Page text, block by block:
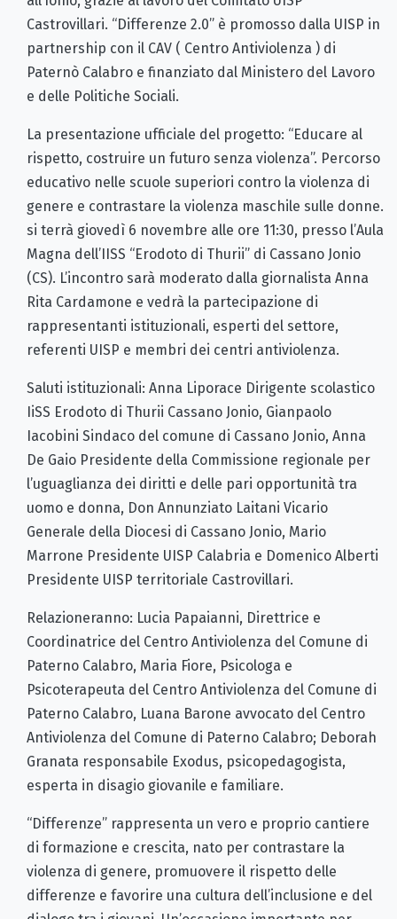
Castrovillari. “Differenze 2.0” è promosso dalla UISP in
partnership con il CAV ( Centro Antiviolenza ) di
Paternò Calabro e finanziato dal Ministero del Lavoro
e delle Politiche Sociali.
La presentazione ufficiale del progetto: “Educare al
rispetto, costruire un futuro senza violenza”. Percorso
educativo nelle scuole superiori contro la violenza di
genere e contrastare la violenza maschile sulle donne.
si terrà giovedì 6 novembre alle ore 11:30, presso l’Aula
Magna dell’IISS “Erodoto di Thurii” di Cassano Jonio
(CS). L’incontro sarà moderato dalla giornalista Anna
Rita Cardamone e vedrà la partecipazione di
rappresentanti istituzionali, esperti del settore,
referenti UISP e membri dei centri antiviolenza.
Saluti istituzionali: Anna Liporace Dirigente scolastico
IiSS Erodoto di Thurii Cassano Jonio, Gianpaolo
Iacobini Sindaco del comune di Cassano Jonio, Anna
De Gaio Presidente della Commissione regionale per
l’uguaglianza dei diritti e delle pari opportunità tra
uomo e donna, Don Annunziato Laitani Vicario
Generale della Diocesi di Cassano Jonio, Mario
Marrone Presidente UISP Calabria e Domenico Alberti
Presidente UISP territoriale Castrovillari.
Relazioneranno: Lucia Papaianni, Direttrice e
Coordinatrice del Centro Antiviolenza del Comune di
Paterno Calabro, Maria Fiore, Psicologa e
Psicoterapeuta del Centro Antiviolenza del Comune di
Paterno Calabro, Luana Barone avvocato del Centro
Antiviolenza del Comune di Paterno Calabro; Deborah
Granata responsabile Exodus, psicopedagogista,
esperta in disagio giovanile e familiare.
“Differenze” rappresenta un vero e proprio cantiere
di formazione e crescita, nato per contrastare la
violenza di genere, promuovere il rispetto delle
differenze e favorire una cultura dell’inclusione e del